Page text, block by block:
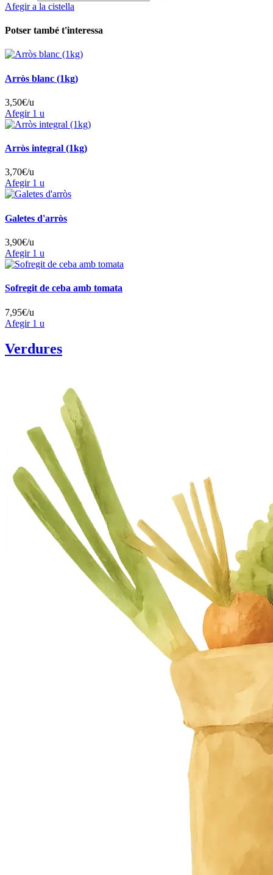
Afegir a la cistella
Potser també t'interessa
Arròs blanc (1kg)
3,50€/u
Afegir 1 u
Arròs integral (1kg)
3,70€/u
Afegir 1 u
Galetes d'arròs
3,90€/u
Afegir 1 u
Sofregit de ceba amb tomata
7,95€/u
Afegir 1 u
Verdures